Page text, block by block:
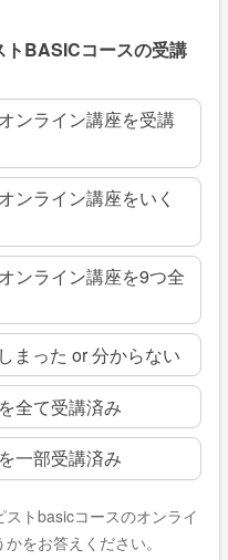
トBASICコースの受講
ンライン講座を受講
ンライン講座をいく
ンライン講座を9つ全
まった or 分からない
全て受講済み
一部受講済み
トbasicコースのオンライ
をお答えください。